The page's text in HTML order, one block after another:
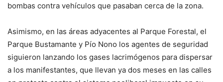
bombas contra vehículos que pasaban cerca de la zona.
Asimismo, en las áreas adyacentes al Parque Forestal, el
Parque Bustamante y Pío Nono los agentes de seguridad
siguieron lanzando los gases lacrimógenos para dispersar
a los manifestantes, que llevan ya dos meses en las calles